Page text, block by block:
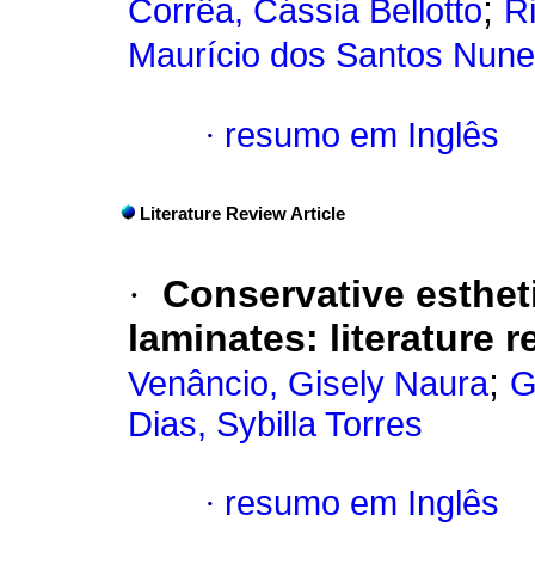
Corrêa, Cássia Bellotto;
Maurício dos Santos
· resumo em Inglês
Literature Review Article
·
Conservative
laminates: literature
Venâncio, Gisely Naura;
Dias, Sybilla Torres
· resumo em Inglês